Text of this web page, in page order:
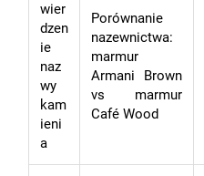
wier
dzen
ie
naz
wy
kam
ieni
a
Porównanie
nazewnictwa:
marmur
Armani Brown
vs marmur
Café Wood